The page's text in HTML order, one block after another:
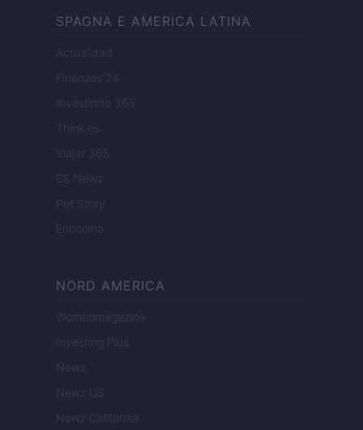
SPAGNA E AMERICA LATINA
Actualidad
Finanzas 24
Investindo 365
Think.es
Viajar 365
ES Newz
Pet Story
Encocina
NORD AMERICA
Womanmagazine
Investing Plus
Newz
Newz US
Newz California